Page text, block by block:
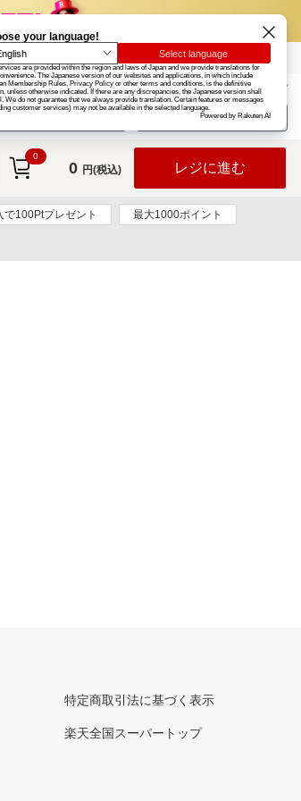
楽天グループ カード
お知らせ ヘルプ
ログイン
0
0 円(税込) レジに進む
100Ptプレゼント 最大1000ポイント
特定商取引法に基づく表示
楽天全国スーパートップ